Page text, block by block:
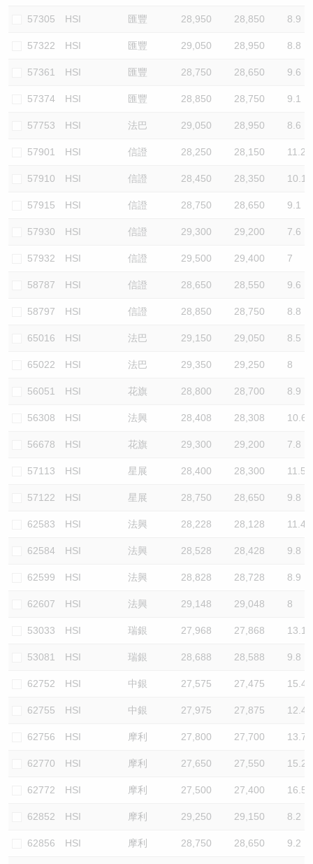
57305 HSI 匯豐 28,950 28,850 8.9
57322 HSI 匯豐 29,050 28,950 8.8
57361 HSI 匯豐 28,750 28,650 9.6
57374 HSI 匯豐 28,850 28,750 9.1
57753 HSI 法巴 29,050 28,950 8.6
57901 HSI 信證 28,250 28,150 11.2
57910 HSI 信證 28,450 28,350 10.1
57915 HSI 信證 28,750 28,650 9.1
57930 HSI 信證 29,300 29,200 7.6
57932 HSI 信證 29,500 29,400 7
58787 HSI 信證 28,650 28,550 9.6
58797 HSI 信證 28,850 28,750 8.8
65016 HSI 法巴 29,150 29,050 8.5
65022 HSI 法巴 29,350 29,250 8
56051 HSI 花旗 28,800 28,700 8.9
56308 HSI 法興 28,408 28,308 10.6
56678 HSI 花旗 29,300 29,200 7.8
57113 HSI 星展 28,400 28,300 11.5
57122 HSI 星展 28,750 28,650 9.8
62583 HSI 法興 28,228 28,128 11.4
62584 HSI 法興 28,528 28,428 9.8
62599 HSI 法興 28,828 28,728 8.9
62607 HSI 法興 29,148 29,048 8
53033 HSI 瑞銀 27,968 27,868 13.1
53081 HSI 瑞銀 28,688 28,588 9.8
62752 HSI 中銀 27,575 27,475 15.4
62755 HSI 中銀 27,975 27,875 12.4
62756 HSI 摩利 27,800 27,700 13.7
62770 HSI 摩利 27,650 27,550 15.2
62772 HSI 摩利 27,500 27,400 16.5
62852 HSI 摩利 29,250 29,150 8.2
62856 HSI 摩利 28,750 28,650 9.2